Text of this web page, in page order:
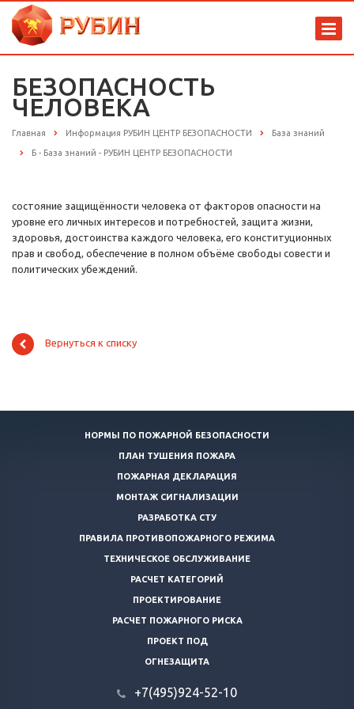
БЕЗОПАСНОСТЬ
ЧЕЛОВЕКА
Главная Информация РУБИН ЦЕНТР БЕЗОПАСНОСТИ База знаний
Б - База знаний - РУБИН ЦЕНТР БЕЗОПАСНОСТИ
состояние защищённости человека от факторов опасности на
уровне его личных интересов и потребностей, защита жизни,
здоровья, достоинства каждого человека, его конституционных
прав и свобод, обеспечение в полном объёме свободы совести и
политических убеждений.
Вернуться к списку
НОРМЫ ПО ПОЖАРНОЙ БЕЗОПАСНОСТИ
ПЛАН ТУШЕНИЯ ПОЖАРА
ПОЖАРНАЯ ДЕКЛАРАЦИЯ
МОНТАЖ СИГНАЛИЗАЦИИ
РАЗРАБОТКА СТУ
ПРАВИЛА ПРОТИВОПОЖАРНОГО РЕЖИМА
ТЕХНИЧЕСКОЕ ОБСЛУЖИВАНИЕ
РАСЧЕТ КАТЕГОРИЙ
ПРОЕКТИРОВАНИЕ
РАСЧЕТ ПОЖАРНОГО РИСКА
ПРОЕКТ ПОД
ОГНЕЗАЩИТА
+7(495)924-52-10